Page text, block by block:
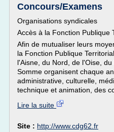
Concours/Examens
Organisations syndicales
Accès à la Fonction Publique
Afin de mutualiser leurs
la Fonction Publique
l'Aisne, du Nord, de l'Oise,
Somme organisent chaque
administrative, culturelle,
technique et animation, des
Lire la suite
Site : http://www.cdg62.fr